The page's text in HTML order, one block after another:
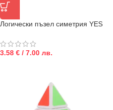
Логически пъзел симетрия YES
3.58 € / 7.00 лв.